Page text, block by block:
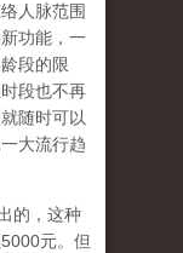
人脉范围
功能，一
段的限
段也不再
随时可以
大流行趋
的，这种
元。但